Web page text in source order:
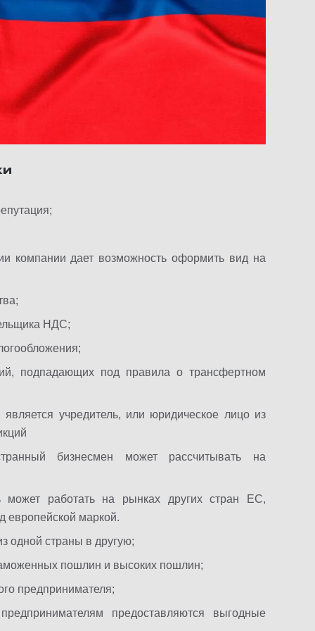
компании дает возможность оформить вид на
НДС;
подпадающих под правила о трансфертном
учредитель, или юридическое лицо из
бизнесмен может рассчитывать на
работать на рынках других стран ЕС,
европейской маркой.
одной страны в другую;
пошлин и высоких пошлин;
предпринимателя;
предоставляются выгодные